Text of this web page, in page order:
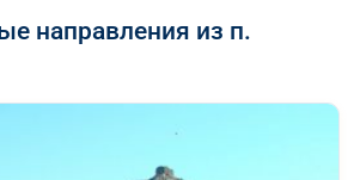
направления из п.